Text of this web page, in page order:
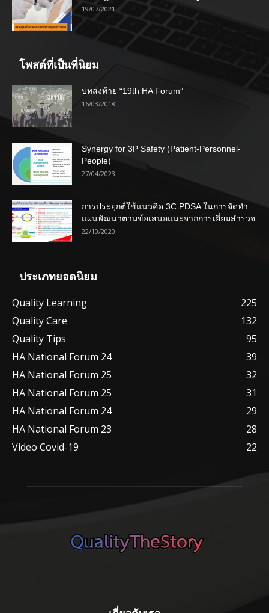
19/07/2021
โพสต์ที่เป็นที่นิยม
บทส่งท้าย “19th HA Forum”
16/03/2018
Synergy for 3P Safety (Patient-Personnel-
People)
27/04/2023
การประยุกต์ใช้แนวคิด 3C PDSA ในการจัดทำ
แผนพัฒนาตามข้อเสนอแนะจากการเยี่ยมสำรวจ
22/10/2020
ประเภทยอดนิยม
Quality Learning
225
Quality Care
132
Quality Tips
95
HA National Forum 24
39
HA National Forum 25
32
HA National Forum 25
31
HA National Forum 24
29
HA National Forum 23
28
Video Covid-19
22